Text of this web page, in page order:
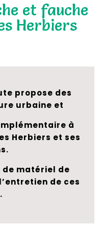
et fauche
Herbiers
propose des
urbaine et
à
Herbiers et ses
de matériel de
de ces